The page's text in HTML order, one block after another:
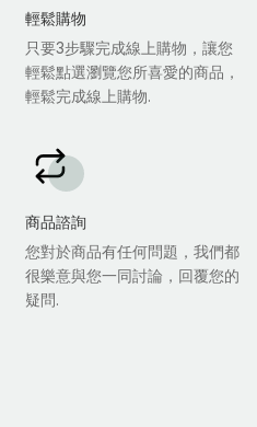
輕鬆購物
只要3步驟完成線上購物，讓您
輕鬆點選瀏覽您所喜愛的商品，
輕鬆完成線上購物.
商品諮詢
您對於商品有任何問題，我們都
很樂意與您一同討論，回覆您的
疑問.